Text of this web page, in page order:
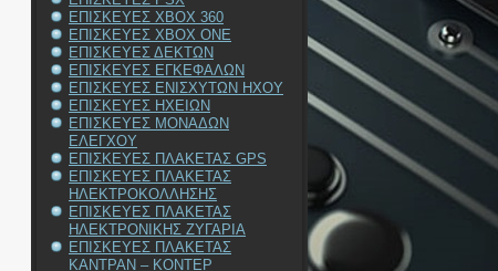
ΕΠΙΣΚΕΥΕΣ XBOX 360
ΕΠΙΣΚΕΥΕΣ XBOX ONE
ΕΠΙΣΚΕΥΕΣ ΔΕΚΤΩΝ
ΕΠΙΣΚΕΥΕΣ ΕΓΚΕΦΑΛΩΝ
ΕΠΙΣΚΕΥΕΣ ΕΝΙΣΧΥΤΩΝ ΗΧΟΥ
ΕΠΙΣΚΕΥΕΣ ΗΧΕΙΩΝ
ΕΠΙΣΚΕΥΕΣ ΜΟΝΑΔΩΝ
ΕΛΕΓΧΟΥ
ΕΠΙΣΚΕΥΕΣ ΠΛΑΚΕΤΑΣ GPS
ΕΠΙΣΚΕΥΕΣ ΠΛΑΚΕΤΑΣ
ΗΛΕΚΤΡΟΚΟΛΛΗΣΗΣ
ΕΠΙΣΚΕΥΕΣ ΠΛΑΚΕΤΑΣ
ΗΛΕΚΤΡΟΝΙΚΗΣ ΖΥΓΑΡΙΑ
ΕΠΙΣΚΕΥΕΣ ΠΛΑΚΕΤΑΣ
ΚΑΝΤΡΑΝ – ΚΟΝΤΕΡ